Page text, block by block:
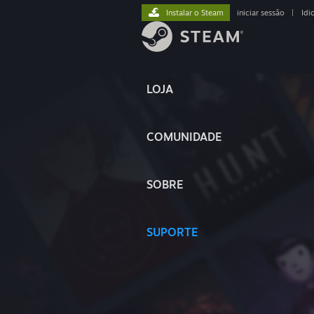
LOJA
COMUNIDADE
SOBRE
SUPORTE
Instalar o Steam iniciar sessão